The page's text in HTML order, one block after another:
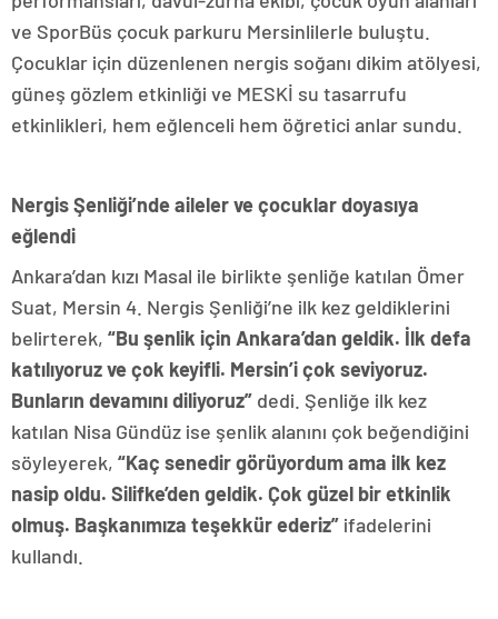
ve SporBüs çocuk parkuru Mersinlilerle buluştu.
Çocuklar için düzenlenen nergis soğanı dikim atölyesi,
güneş gözlem etkinliği ve MESKİ su tasarrufu
etkinlikleri, hem eğlenceli hem öğretici anlar sundu.
Nergis Şenliği’nde aileler ve çocuklar doyasıya
eğlendi
Ankara’dan kızı Masal ile birlikte şenliğe katılan Ömer
Suat, Mersin 4. Nergis Şenliği’ne ilk kez geldiklerini
belirterek, “Bu şenlik için Ankara’dan geldik. İlk defa
katılıyoruz ve çok keyifli. Mersin’i çok seviyoruz.
Bunların devamını diliyoruz” dedi. Şenliğe ilk kez
katılan Nisa Gündüz ise şenlik alanını çok beğendiğini
söyleyerek, “Kaç senedir görüyordum ama ilk kez
nasip oldu. Silifke’den geldik. Çok güzel bir etkinlik
olmuş. Başkanımıza teşekkür ederiz” ifadelerini
kullandı.